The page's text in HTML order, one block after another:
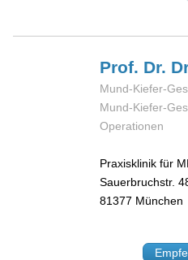
Prof. Dr.
Mund-Kiefer-
Mund-Kiefer-
Operationen
Praxisklinik für
Sauerbruchstr.
81377 München